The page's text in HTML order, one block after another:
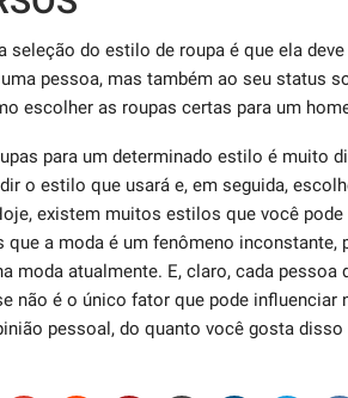
do estilo de roupa é que ela
pessoa, mas também ao seu status
escolher as roupas certas para um
para um determinado estilo é muito
o estilo que usará e, em seguida,
existem muitos estilos que você
a moda é um fenômeno inconstante,
moda atualmente. E, claro, cada pessoa
não é o único fator que pode
pessoal, do quanto você gosta